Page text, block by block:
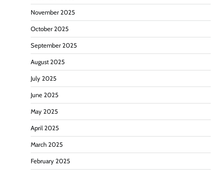
November 2025
October 2025
September 2025
August 2025
July 2025
June 2025
May 2025
April 2025
March 2025
February 2025